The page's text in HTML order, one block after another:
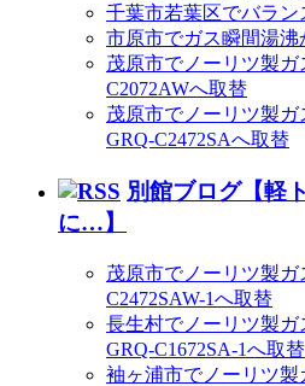
千葉市若葉区でバラン
市原市でガス瞬間湯沸
茂原市でノーリツ製
C2072AWへ取替
茂原市でノーリツ製
GRQ-C2472SAへ取替
別館ブログ【軽
に…】
茂原市でノーリツ製
C2472SAW-1へ取替
長生村でノーリツ製
GRQ-C1672SA-1へ取替
袖ヶ浦市でノーリツ